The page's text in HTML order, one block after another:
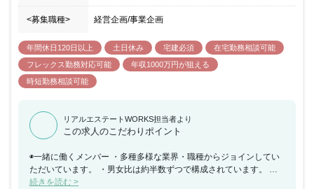
<募集職種> 経営企画/事業企画
年間休日120日以上 土日休み 宅建必須
在宅勤務相談可能
フレックス勤務対応可能
年収1000万円が狙える
時短勤務相談可能
リアルエステートWORKS担当者より
この求人のこだわりポイント
◉一緒に働くメンバー ・多種多様な業界・職種からジョインしてい
ただいています。 ・男女比は約半数ずつで構成されています。 ・
20代後半・30代前半・30代後半が概ね同比率で構成されていま
続きを読む >